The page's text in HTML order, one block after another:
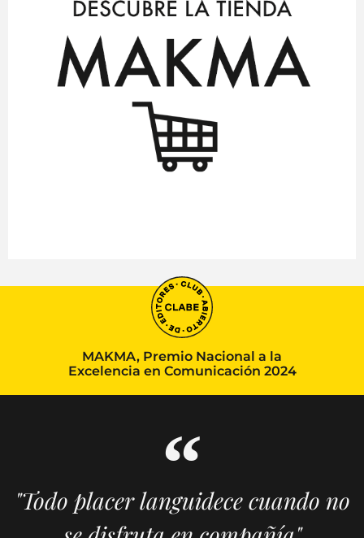
MAKMA, Premio Nacional a la
Excelencia en Comunicación 2024
"Todo placer languidece cuando no